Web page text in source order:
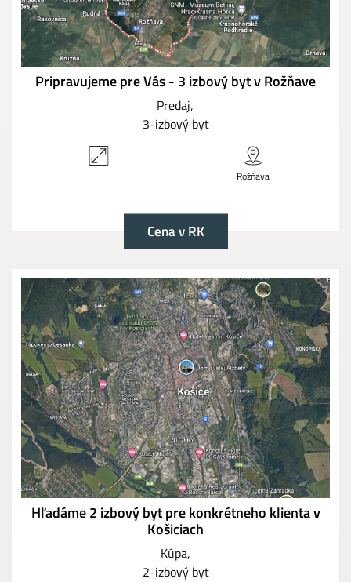
Pripravujeme pre Vás - 3 izbový byt v Rožňave
Predaj
3-izbový byt
Rožňava
Cena v RK
Hľadáme 2 izbový byt pre konkrétneho klienta v
Košiciach
Kúpa
2-izbový byt